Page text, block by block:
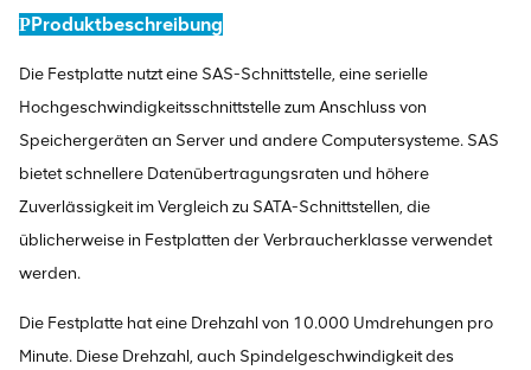
PProduktbeschreibung
Die Festplatte nutzt eine SAS-Schnittstelle, eine serielle
Hochgeschwindigkeitsschnittstelle zum Anschluss von
Speichergeräten an Server und andere Computersysteme. SAS
bietet schnellere Datenübertragungsraten und höhere
Zuverlässigkeit im Vergleich zu SATA-Schnittstellen, die
üblicherweise in Festplatten der Verbraucherklasse verwendet
werden.
Die Festplatte hat eine Drehzahl von 10.000 Umdrehungen pro
Minute. Diese Drehzahl, auch Spindelgeschwindigkeit des